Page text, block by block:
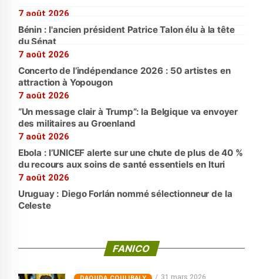
7 août 2026
Bénin : l'ancien président Patrice Talon élu à la tête
du Sénat
7 août 2026
Concerto de l’indépendance 2026 : 50 artistes en
attraction à Yopougon
7 août 2026
“Un message clair à Trump”: la Belgique va envoyer
des militaires au Groenland
7 août 2026
Ebola : l’UNICEF alerte sur une chute de plus de 40 %
du recours aux soins de santé essentiels en Ituri
7 août 2026
Uruguay : Diego Forlán nommé sélectionneur de la
Celeste
FANICO
31 mars 2026